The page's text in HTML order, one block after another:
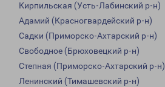
Кирпильская (Усть-Лабинский р-н)
Адамий (Красногвардейский р-н)
Садки (Приморско-Ахтарский р-н)
Свободное (Брюховецкий р-н)
Степная (Приморско-Ахтарский р-н)
Ленинский (Тимашевский р-н)